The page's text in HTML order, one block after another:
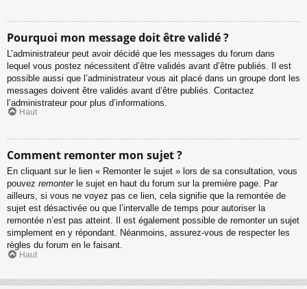
Pourquoi mon message doit être validé ?
L’administrateur peut avoir décidé que les messages du forum dans
lequel vous postez nécessitent d’être validés avant d’être publiés. Il est
possible aussi que l’administrateur vous ait placé dans un groupe dont les
messages doivent être validés avant d’être publiés. Contactez
l’administrateur pour plus d’informations.
Haut
Comment remonter mon sujet ?
En cliquant sur le lien « Remonter le sujet » lors de sa consultation, vous
pouvez remonterle sujet en haut du forum sur la première page. Par
ailleurs, si vous ne voyez pas ce lien, cela signifie que la remontée de
sujet est désactivée ou que l’intervalle de temps pour autoriser la
remontée n’est pas atteint. Il est également possible de remonter un sujet
simplement en y répondant. Néanmoins, assurez-vous de respecter les
règles du forum en le faisant.
Haut